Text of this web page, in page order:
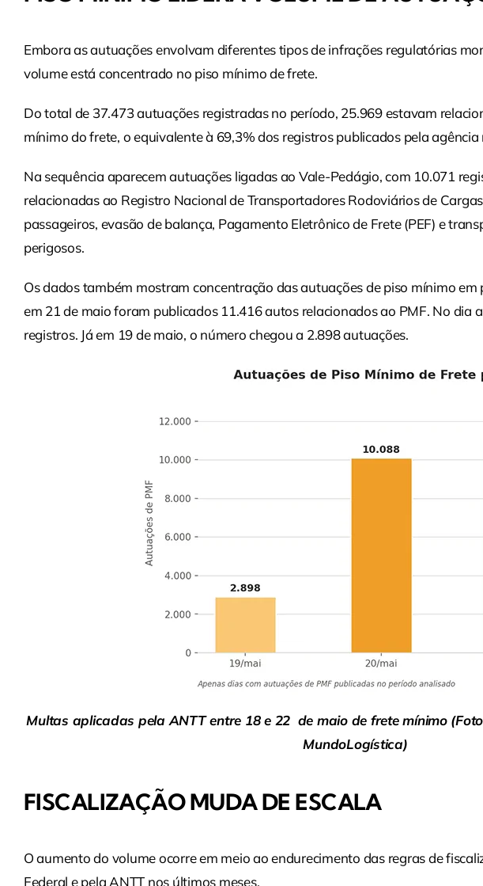
Embora as autuações envolvam diferentes tipos de infrações regulatórias
volume está concentrado no piso mínimo de frete.
Do total de 37.473 autuações registradas no período, 25.969 estavam
mínimo do frete, o equivalente à 69,3% dos registros publicados pela
Na sequência aparecem autuações ligadas ao Vale-Pedágio, com 10.071
relacionadas ao Registro Nacional de Transportadores Rodoviários de
passageiros, evasão de balança, Pagamento Eletrônico de Frete (PEF) e
perigosos.
Os dados também mostram concentração das autuações de piso mínimo em
em 21 de maio foram publicados 11.416 autos relacionados ao PMF. No dia
registros. Já em 19 de maio, o número chegou a 2.898 autuações.
Multas aplicadas pela ANTT entre 18 e 22 de maio de frete mínimo
MundoLogística)
FISCALIZAÇÃO MUDA DE ESCALA
O aumento do volume ocorre em meio ao endurecimento das regras de
Federal e pela ANTT nos últimos meses.